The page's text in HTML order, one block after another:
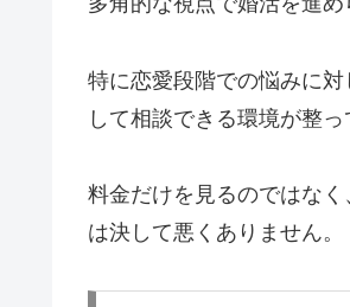
特に恋愛段階での悩みに
して相談できる環境が整っ
料金だけを見るのではな
は決して悪くありません。